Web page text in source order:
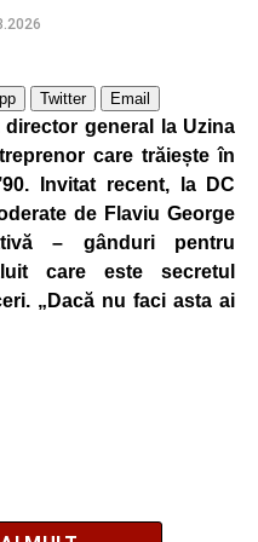
Twitter Email
general la Uzina
care trăiește în
Invitat recent, la DC
de Flaviu George
– gânduri pentru
care este secretul
„Dacă nu faci asta ai